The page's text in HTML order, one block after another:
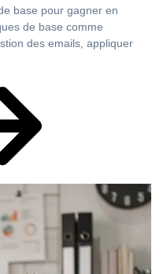
base pour gagner en
de base comme
des emails, appliquer